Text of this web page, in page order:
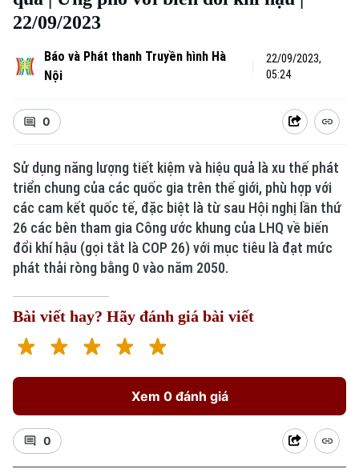
Xu hướng
22/09/2023
Báo và Phát thanh Truyền hình Hà
Nội
22/09/2023,
05:24
0
Sử dụng năng lượng tiết kiệm và hiệu quả là xu thế phát
triển chung của các quốc gia trên thế giới, phù hợp với
các cam kết quốc tế, đặc biệt là từ sau Hội nghị lần thứ
26 các bên tham gia Công ước khung của LHQ về biến
đổi khí hậu (gọi tắt là COP 26) với mục tiêu là đạt mức
phát thải ròng bằng 0 vào năm 2050.
Bài viết hay? Hãy đánh giá bài viết
Xem 0 đánh giá
0